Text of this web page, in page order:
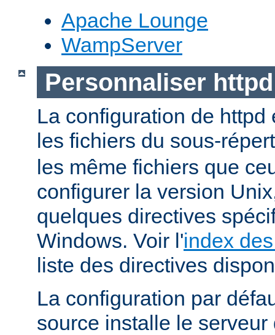
Apache Lounge
WampServer
Personnaliser
La configuration de
les fichiers du sous-
les même fichiers que
configurer la version
quelques directives
Windows. Voir l'index
liste des directives
La configuration par
source installe le